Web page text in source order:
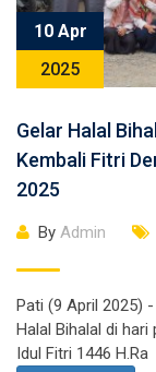
10 Apr
2025
Gelar Halal
Kembali Fitri
2025
By Admin
Pati (9 April 2025)
Halal Bihalal di
Idul Fitri 1446 H.Ra